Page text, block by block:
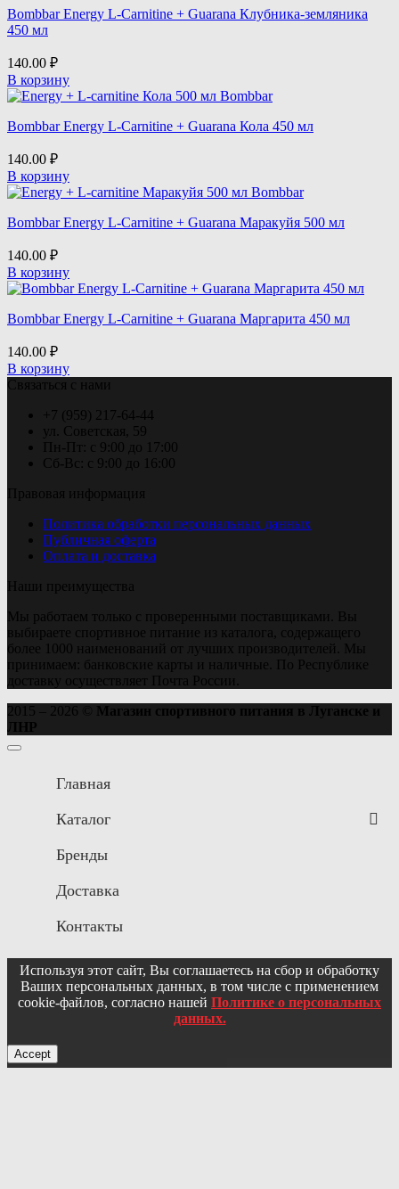
Bombbar Energy L-Carnitine + Guarana Клубника-земляника
450 мл
140.00 ₽
В корзину
Bombbar Energy L-Carnitine + Guarana Кола 450 мл
140.00 ₽
В корзину
Bombbar Energy L-Carnitine + Guarana Маракуйя 500 мл
140.00 ₽
В корзину
Bombbar Energy L-Carnitine + Guarana Маргарита 450 мл
140.00 ₽
В корзину
Связаться с нами
+7 (959) 217-64-44
ул. Советская, 59
Пн-Пт: с 9:00 до 17:00
Сб-Вс: с 9:00 до 16:00
Правовая информация
Политика обработки персональных данных
Публичная оферта
Оплата и доставка
Наши преимущества
Мы работаем только с проверенными поставщиками. Вы
выбираете спортивное питание из каталога, содержащего
более 1000 наименований от лучших производителей. Мы
принимаем: банковские карты и наличные. По Республике
доставку осуществляет Почта России.
2015 – 2026 ©
Магазин спортивного питания в Луганске и
ЛНР
Главная
Каталог
Бренды
Доставка
Контакты
Используя этот сайт, Вы соглашаетесь на сбор и обработку
Ваших персональных данных, в том числе с применением
cookie-файлов, согласно нашей Политике о персональных
данных.
Accept